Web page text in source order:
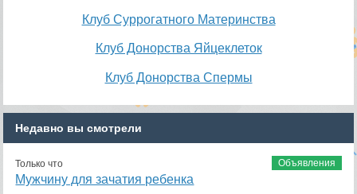
Клуб Суррогатного Материнства
Клуб Донорства Яйцеклеток
Клуб Донорства Спермы
Недавно вы смотрели
Объявления
Только что
Мужчину для зачатия ребенка